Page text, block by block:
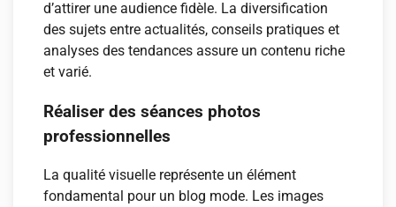
d’attirer une audience fidèle. La diversification
des sujets entre actualités, conseils pratiques et
analyses des tendances assure un contenu riche
et varié.
Réaliser des séances photos
professionnelles
La qualité visuelle représente un élément
fondamental pour un blog mode. Les images